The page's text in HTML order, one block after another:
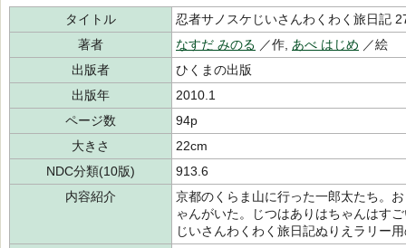
タイトル
忍者サノスケじいさんわくわく旅日記
著者
なすだ みのる ／作, あべ はじめ ／絵
出版者
ひくまの出版
出版年
2010.1
ページ数
94p
大きさ
22cm
NDC分類(10版)
913.6
内容紹介
京都のくらま山に行った一郎太たち。
ゃんがいた。じつはありはちゃんはす
じいさんわくわく旅日記ぬりえラリー